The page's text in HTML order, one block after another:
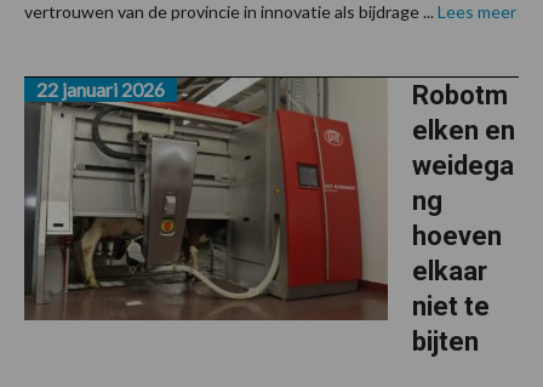
vertrouwen van de provincie in innovatie als bijdrage ... Lees meer
Robotm
elken en
weidega
ng
hoeven
elkaar
niet te
bijten
22 januari 2026